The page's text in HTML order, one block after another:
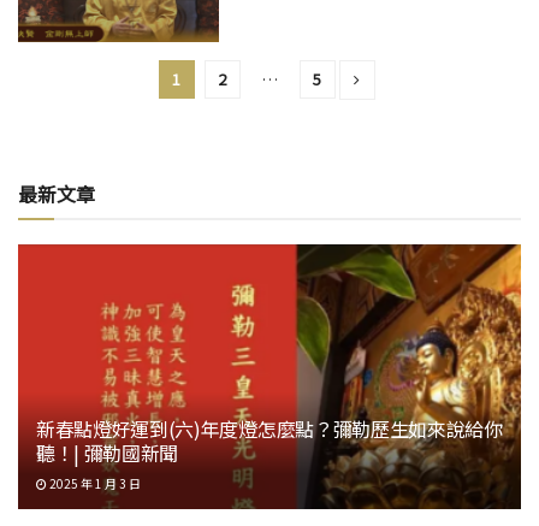
1 2 … 5
最新文章
新春點燈好運到(六)年度燈怎麼點？彌勒歷生如來說給你
聽！| 彌勒國新聞
2025 年 1 月 3 日